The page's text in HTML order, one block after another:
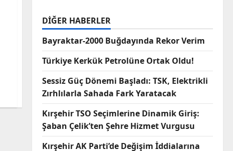
DIĞER HABERLER
Bayraktar-2000 Buğdayında Rekor Verim
Türkiye Kerkük Petrolüne Ortak Oldu!
Sessiz Güç Dönemi Başladı: TSK, Elektrikli
Zırhlılarla Sahada Fark Yaratacak
Kırşehir TSO Seçimlerine Dinamik Giriş:
Şaban Çelik’ten Şehre Hizmet Vurgusu
Kırşehir AK Parti’de Değişim İddialarına